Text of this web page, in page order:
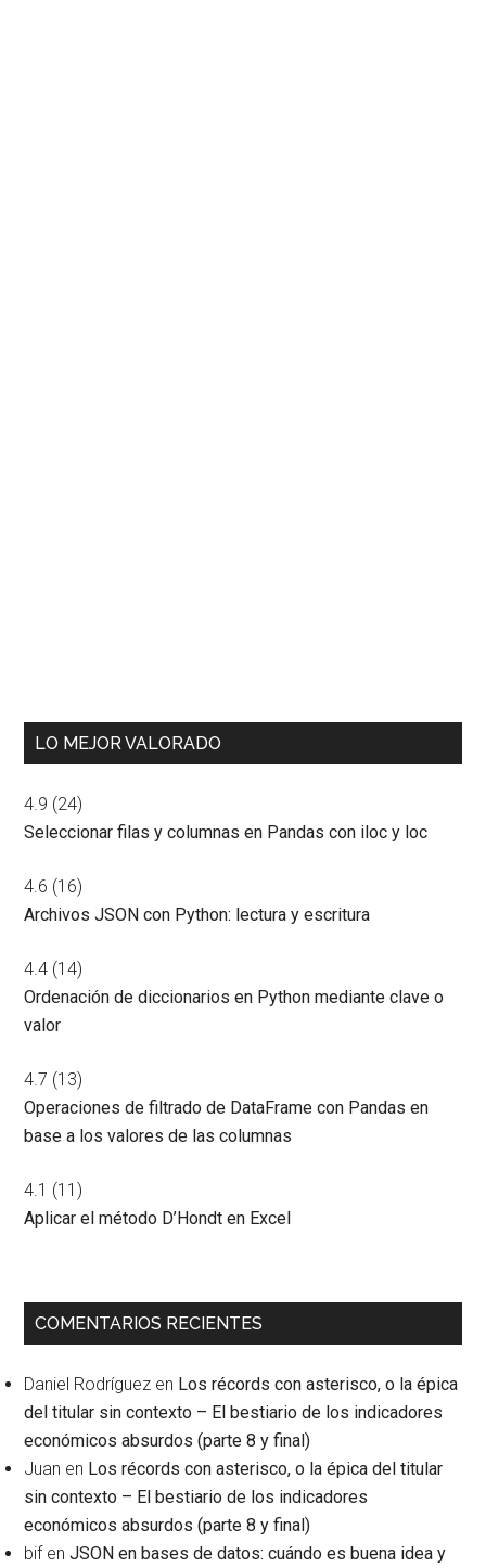
LO MEJOR VALORADO
4.9 (24)
Seleccionar filas y columnas en Pandas con iloc y loc
4.6 (16)
Archivos JSON con Python: lectura y escritura
4.4 (14)
Ordenación de diccionarios en Python mediante clave o
valor
4.7 (13)
Operaciones de filtrado de DataFrame con Pandas en
base a los valores de las columnas
4.1 (11)
Aplicar el método D’Hondt en Excel
COMENTARIOS RECIENTES
Daniel Rodríguez en Los récords con asterisco, o la épica
del titular sin contexto – El bestiario de los indicadores
económicos absurdos (parte 8 y final)
Juan en Los récords con asterisco, o la épica del titular
sin contexto – El bestiario de los indicadores
económicos absurdos (parte 8 y final)
bif enJSON en bases de datos: cuándo es buena idea y